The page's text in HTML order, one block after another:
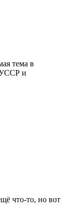
тема в
УССР и
что-то, но вот